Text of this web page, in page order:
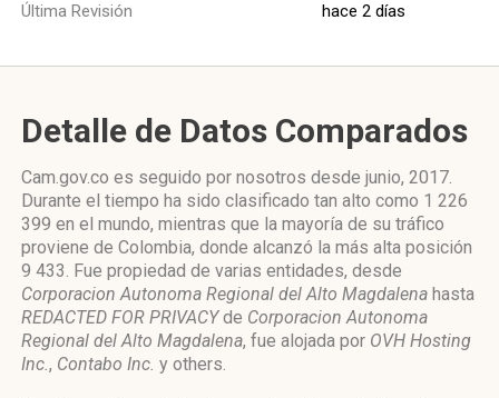
Última Revisión hace 2 días
Detalle de Datos Comparados
Cam.gov.co es seguido por nosotros desde junio, 2017.
Durante el tiempo ha sido clasificado tan alto como 1 226
399 en el mundo, mientras que la mayoría de su tráfico
proviene de Colombia, donde alcanzó la más alta posición
9 433. Fue propiedad de varias entidades, desde
Corporacion Autonoma Regional del Alto Magdalena hasta
REDACTED FOR PRIVACYde Corporacion Autonoma
Regional del Alto Magdalena, fue alojada por OVH Hosting
Inc., Contabo Inc. y others.